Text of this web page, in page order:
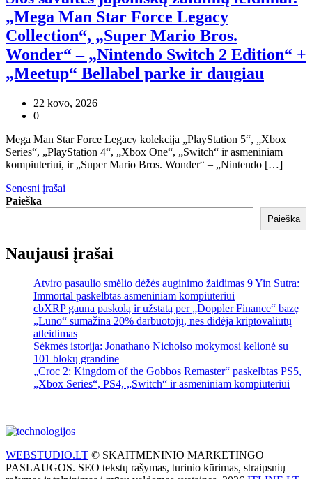
„Mega Man Star Force Legacy
Collection“, „Super Mario Bros.
Wonder“ – „Nintendo Switch 2 Edition“ +
„Meetup“ Bellabel parke ir daugiau
22 kovo, 2026
0
Mega Man Star Force Legacy kolekcija „PlayStation 5“, „Xbox
Series“, „PlayStation 4“, „Xbox One“, „Switch“ ir asmeniniam
kompiuteriui, ir „Super Mario Bros. Wonder“ – „Nintendo […]
Navigacija
tarp
įrašų
Senesni įrašai
Paieška
Paieška
Naujausi įrašai
Atviro pasaulio smėlio dėžės auginimo žaidimas 9 Yin Sutra:
Immortal paskelbtas asmeniniam kompiuteriui
cbXRP gauna paskolą ir užstatą per „Doppler Finance“ bazę
„Luno“ sumažina 20% darbuotojų, nes didėja kriptovaliutų
atleidimas
Sėkmės istorija: Jonathano Nicholso mokymosi kelionė su
101 blokų grandine
„Croc 2: Kingdom of the Gobbos Remaster“ paskelbtas PS5,
„Xbox Series“, PS4, „Switch“ ir asmeniniam kompiuteriui
WEBSTUDIO.LT © SKAITMENINIO MARKETINGO
PASLAUGOS. SEO tekstų rašymas, turinio kūrimas, straipsnių